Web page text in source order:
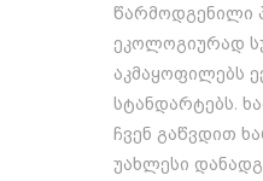
წარმოდგენილი
ეკოლოგიურად
აკმაყოფილებს
სტანდარტებს.
ჩვენ გაწვდით
უახლესი